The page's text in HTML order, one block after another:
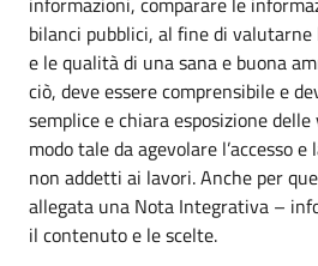
bilanci pubblici, al fine di
e le qualità di una sana e buona
ciò, deve essere comprensibile e
semplice e chiara esposizione
modo tale da agevolare l’accesso
non addetti ai lavori. Anche per
allegata una Nota Integrativa –
il contenuto e le scelte.